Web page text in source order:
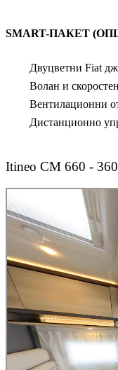
SMART-ПАКЕТ
Двуцветни Fiat
Волан и
Вентилационни
Дистанционно
Itineo CM 660 -